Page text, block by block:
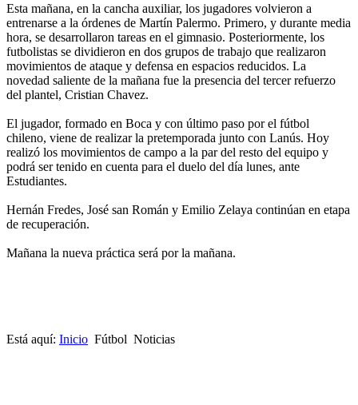
Esta mañana, en la cancha auxiliar, los jugadores volvieron a
entrenarse a la órdenes de Martín Palermo. Primero, y durante media
hora, se desarrollaron tareas en el gimnasio. Posteriormente, los
futbolistas se dividieron en dos grupos de trabajo que realizaron
movimientos de ataque y defensa en espacios reducidos. La
novedad saliente de la mañana fue la presencia del tercer refuerzo
del plantel, Cristian Chavez.
El jugador, formado en Boca y con último paso por el fútbol
chileno, viene de realizar la pretemporada junto con Lanús. Hoy
realizó los movimientos de campo a la par del resto del equipo y
podrá ser tenido en cuenta para el duelo del día lunes, ante
Estudiantes.
Hernán Fredes, José san Román y Emilio Zelaya continúan en etapa
de recuperación.
Mañana la nueva práctica será por la mañana.
Está aquí: Inicio Fútbol Noticias